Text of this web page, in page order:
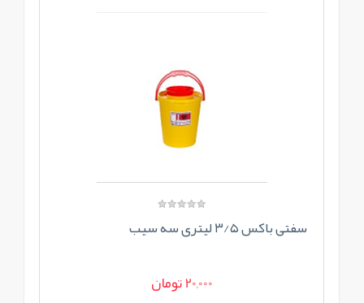
سفتی باکس ۳/۵ لیتری سه سیب
20,000 تومان